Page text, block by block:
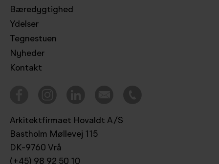
Bæredygtighed
Ydelser
Tegnestuen
Nyheder
Kontakt
Arkitektfirmaet Hovaldt A/S
Bastholm Møllevej 115
DK-9760 Vrå
(+45) 98 92 50 10